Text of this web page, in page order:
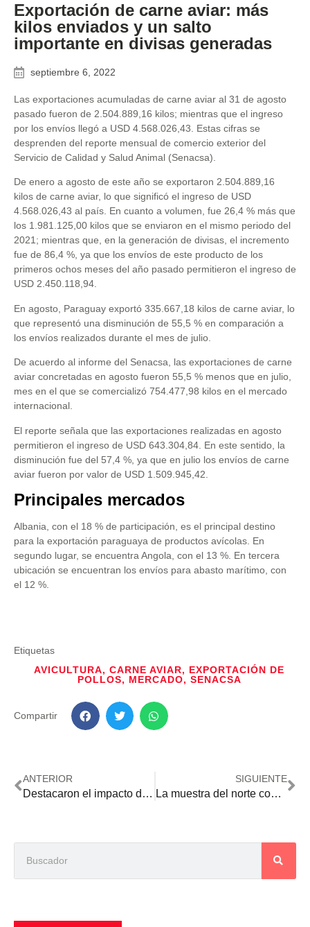
Exportación de carne aviar: más
kilos enviados y un salto
importante en divisas generadas
septiembre 6, 2022
Las exportaciones acumuladas de carne aviar al 31 de agosto
pasado fueron de 2.504.889,16 kilos; mientras que el ingreso
por los envíos llegó a USD 4.568.026,43. Estas cifras se
desprenden del reporte mensual de comercio exterior del
Servicio de Calidad y Salud Animal (Senacsa).
De enero a agosto de este año se exportaron 2.504.889,16
kilos de carne aviar, lo que significó el ingreso de USD
4.568.026,43 al país. En cuanto a volumen, fue 26,4 % más que
los 1.981.125,00 kilos que se enviaron en el mismo periodo del
2021; mientras que, en la generación de divisas, el incremento
fue de 86,4 %, ya que los envíos de este producto de los
primeros ochos meses del año pasado permitieron el ingreso de
USD 2.450.118,94.
En agosto, Paraguay exportó 335.667,18 kilos de carne aviar, lo
que representó una disminución de 55,5 % en comparación a
los envíos realizados durante el mes de julio.
De acuerdo al informe del Senacsa, las exportaciones de carne
aviar concretadas en agosto fueron 55,5 % menos que en julio,
mes en el que se comercializó 754.477,98 kilos en el mercado
internacional.
El reporte señala que las exportaciones realizadas en agosto
permitieron el ingreso de USD 643.304,84. En este sentido, la
disminución fue del 57,4 %, ya que en julio los envíos de carne
aviar fueron por valor de USD 1.509.945,42.
Principales mercados
Albania, con el 18 % de participación, es el principal destino
para la exportación paraguaya de productos avícolas. En
segundo lugar, se encuentra Angola, con el 13 %. En tercera
ubicación se encuentran los envíos para abasto marítimo, con
el 12 %.
Etiquetas
AVICULTURA, CARNE AVIAR, EXPORTACIÓN DE
POLLOS, MERCADO, SENACSA
Compartir
ANTERIOR
Destacaron el impacto de la producción animal durante el Congreso de Zootecnia de la USC
SIGUIENTE
La muestra del norte convenció en su retorno y reflejó el entusiasmo de Concepción